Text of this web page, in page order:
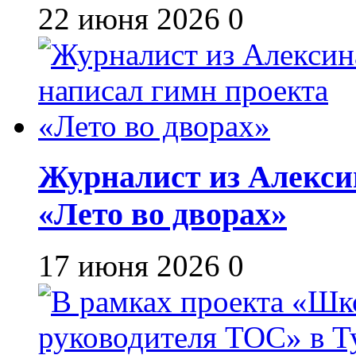
22 июня 2026 0
Журналист из
«Лето во дворах»
17 июня 2026 0